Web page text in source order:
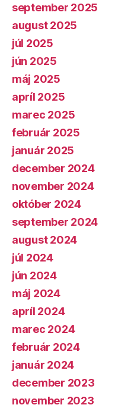
september 2025
august 2025
júl 2025
jún 2025
máj 2025
apríl 2025
marec 2025
február 2025
január 2025
december 2024
november 2024
október 2024
september 2024
august 2024
júl 2024
jún 2024
máj 2024
apríl 2024
marec 2024
február 2024
január 2024
december 2023
november 2023